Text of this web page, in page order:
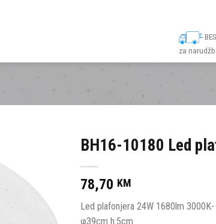
za
Dodaj u
omiljene
BH16-10180 Led
78,70 KM
Led plafonjera 24W 1680lm
φ39cm h:5cm